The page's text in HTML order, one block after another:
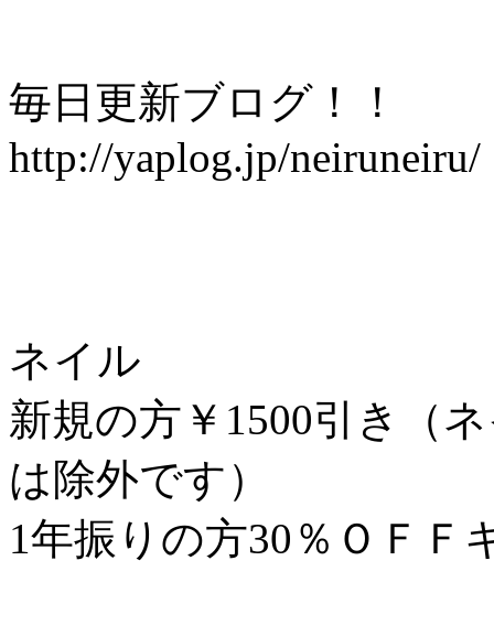
毎日更新ブログ！！
http://yaplog.jp/neiruneiru/
ネイル
新規の方￥1500引き（
は除外です）
1年振りの方30％ＯＦＦ